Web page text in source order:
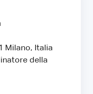
Milano, Italia
della